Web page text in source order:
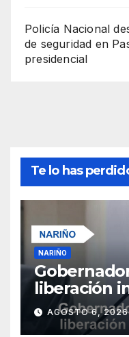
Policía Nacional
de seguridad en
presidencial
Te lo has
NARIÑO
liberación
AGOSTO 6,